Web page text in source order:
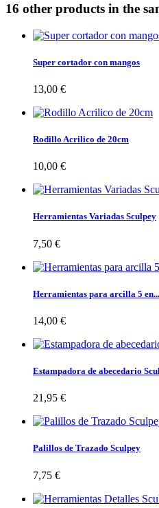
16 other products in the
Super cortador con mangos
13,00 €
Rodillo Acrilico de 20cm
10,00 €
Herramientas Variadas Sculpey
7,50 €
Herramientas para arcilla 5 en...
14,00 €
Estampadora de abecedario
21,95 €
Palillos de Trazado Sculpey
7,75 €